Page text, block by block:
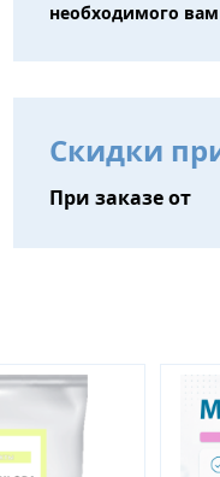
необходимого
Скидки
При заказе от